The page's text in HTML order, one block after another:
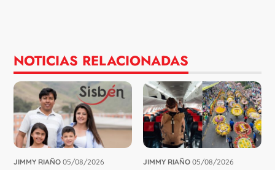
NOTICIAS RELACIONADAS
JIMMY RIAÑO 05/08/2026 JIMMY RIAÑO 05/08/2026